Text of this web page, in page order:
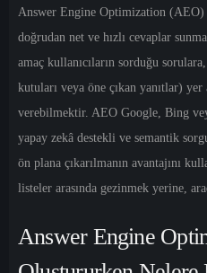
Answer Engine Optimization (AEO)
doğrudan net ve hızlı cevaplar
amaç kullanıcıların sorduğu
kutuları veya öne çıkan yanıtlar)
verebilmektir. AEO Google, Bing
yapay zekâ destekli ve semantik
ön plana çıkarılmanın avantajını
listeler arasında gezinmek yerine,
Answer Engine